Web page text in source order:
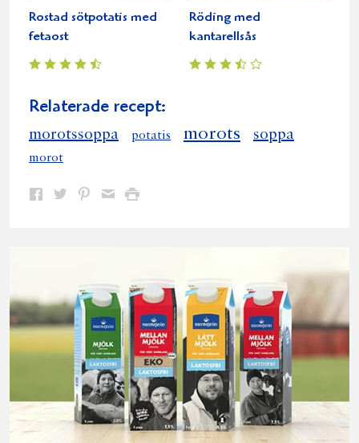
Rostad sötpotatis med
fetaost
Röding med
kantarellsås
Relaterade recept:
morotssoppa potatis morots soppa
morot
Dela Dela Dela DelaSkriv